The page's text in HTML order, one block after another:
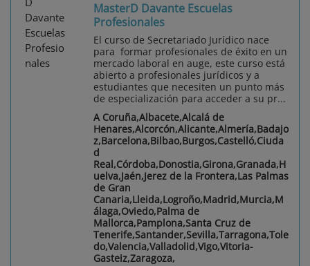
MasterD Davante Escuelas
Profesionales
El curso de Secretariado Jurídico nace
para formar profesionales de éxito en un
mercado laboral en auge, este curso está
abierto a profesionales jurídicos y a
estudiantes que necesiten un punto más
de especialización para acceder a su pr...
A Coruña,Albacete,Alcalá de
Henares,Alcorcón,Alicante,Almería,Badajo
z,Barcelona,Bilbao,Burgos,Castelló,Ciuda
d
Real,Córdoba,Donostia,Girona,Granada,H
uelva,Jaén,Jerez de la Frontera,Las Palmas
de Gran
Canaria,Lleida,Logroño,Madrid,Murcia,M
álaga,Oviedo,Palma de
Mallorca,Pamplona,Santa Cruz de
Tenerife,Santander,Sevilla,Tarragona,Tole
do,Valencia,Valladolid,Vigo,Vitoria-
Gasteiz,Zaragoza,